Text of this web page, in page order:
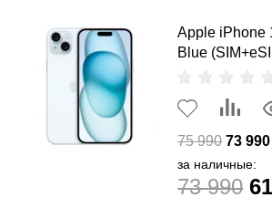
Apple iPhone
Blue
75 990 73 990
за наличные:
73 990